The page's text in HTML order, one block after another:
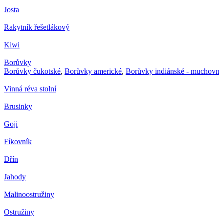
Josta
Rakytník řešetlákový
Kiwi
Borůvky
Borůvky čukotské, Borůvky americké, Borůvky indiánské -
Vinná réva stolní
Brusinky
Goji
Fíkovník
Dřín
Jahody
Malinoostružiny
Ostružiny